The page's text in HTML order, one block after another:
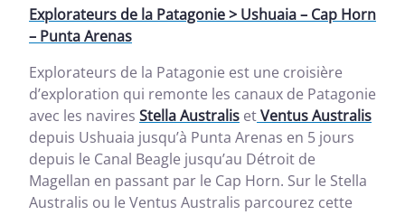
Explorateurs de la Patagonie > Ushuaia – Cap Horn
– Punta Arenas
Explorateurs de la Patagonie est une croisière
d’exploration qui remonte les canaux de Patagonie
avec les navires Stella Australis etVentus Australis
depuis Ushuaia jusqu’à Punta Arenas en 5 jours
depuis le Canal Beagle jusqu’au Détroit de
Magellan en passant par le Cap Horn. Sur le Stella
Australis ou le Ventus Australis parcourez cette